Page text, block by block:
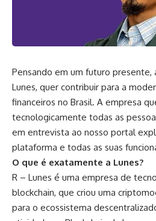
Pensando em um futuro presente,
Lunes, quer contribuir para a
financeiros no Brasil. A empresa
tecnologicamente todas as
em entrevista ao nosso portal
plataforma e todas as suas
O que é exatamente a Lunes?
R – Lunes é uma empresa de
blockchain, que criou uma
para o ecossistema